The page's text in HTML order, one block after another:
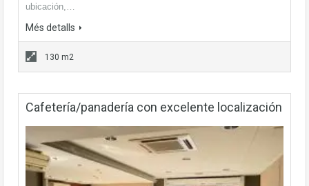
ubicación,…
Més detalls
130 m2
Cafetería/panadería con excelente localización